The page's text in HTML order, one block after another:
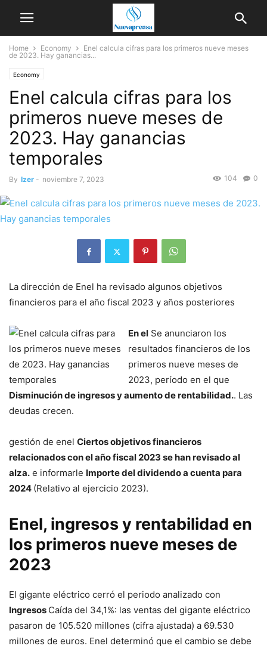
Home Economy
Enel calcula cifras para los primeros nueve meses
de 2023. Hay ganancias...
Economy
Enel calcula cifras para los
primeros nueve meses de
2023. Hay ganancias
temporales
By Izer - noviembre 7, 2023 0
104
La dirección de Enel ha revisado algunos objetivos
financieros para el año fiscal 2023 y años posteriores
En el Se anunciaron los
resultados financieros de los
primeros nueve meses de
2023, período en el que
Disminución de ingresos y aumento de rentabilidad.. Las
deudas crecen.
gestión de enel Ciertos objetivos financieros
relacionados con el año fiscal 2023 se han revisado al
alza. e informarle Importe del dividendo a cuenta para
2024 (Relativo al ejercicio 2023).
Enel, ingresos y rentabilidad en
los primeros nueve meses de
2023
El gigante eléctrico cerró el periodo analizado con
Ingresos Caída del 34,1%: las ventas del gigante eléctrico
pasaron de 105.520 millones (cifra ajustada) a 69.530
millones de euros. Enel determinó que el cambio se debe